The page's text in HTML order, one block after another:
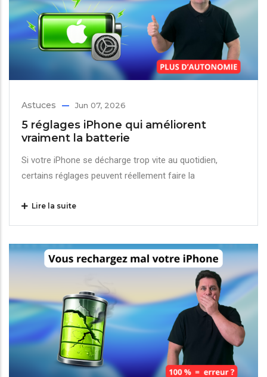
Astuces Jun 07, 2026
5 réglages iPhone qui améliorent
vraiment la batterie
Si votre iPhone se décharge trop vite au quotidien,
certains réglages peuvent réellement faire la
Lire la suite